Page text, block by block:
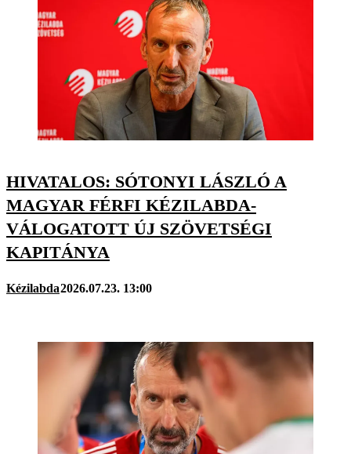
HIVATALOS: SÓTONYI LÁSZLÓ A
MAGYAR FÉRFI KÉZILABDA-
VÁLOGATOTT ÚJ SZÖVETSÉGI
KAPITÁNYA
Kézilabda2026.07.23. 13:00